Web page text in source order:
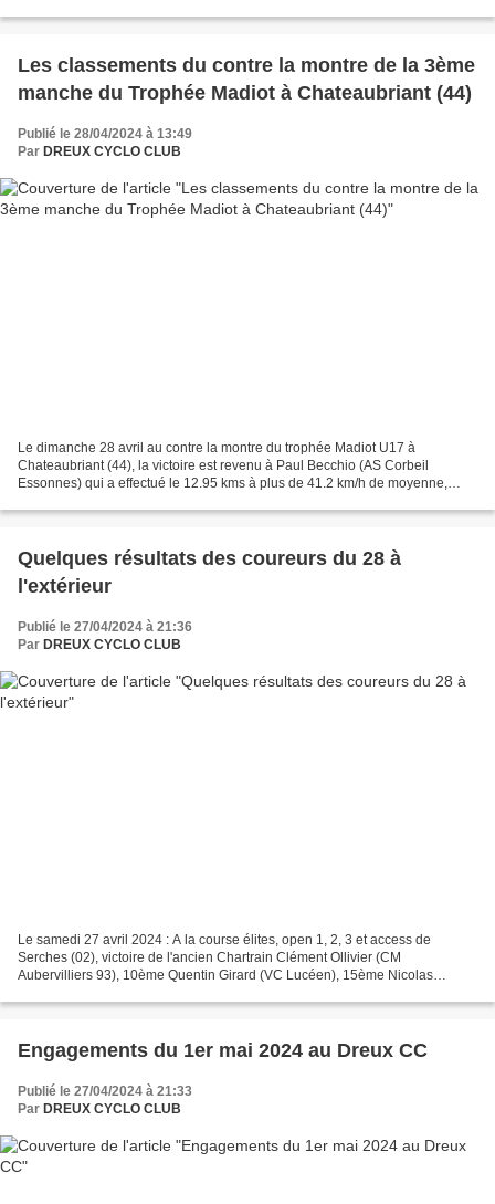
Les classements du contre la montre de la 3ème
manche du Trophée Madiot à Chateaubriant (44)
Publié le 28/04/2024 à 13:49
Par DREUX CYCLO CLUB
Le dimanche 28 avril au contre la montre du trophée Madiot U17 à
Chateaubriant (44), la victoire est revenu à Paul Becchio (AS Corbeil
Essonnes) qui a effectué le 12.95 kms à plus de 41.2 km/h de moyenne,
Quelques résultats des coureurs du 28 à
l'extérieur
Publié le 27/04/2024 à 21:36
Par DREUX CYCLO CLUB
Le samedi 27 avril 2024 : A la course élites, open 1, 2, 3 et access de
Serches (02), victoire de l'ancien Chartrain Clément Ollivier (CM
Aubervilliers 93), 10ème Quentin Girard (VC Lucéen), 15ème Nicolas
Engagements du 1er mai 2024 au Dreux CC
Publié le 27/04/2024 à 21:33
Par DREUX CYCLO CLUB